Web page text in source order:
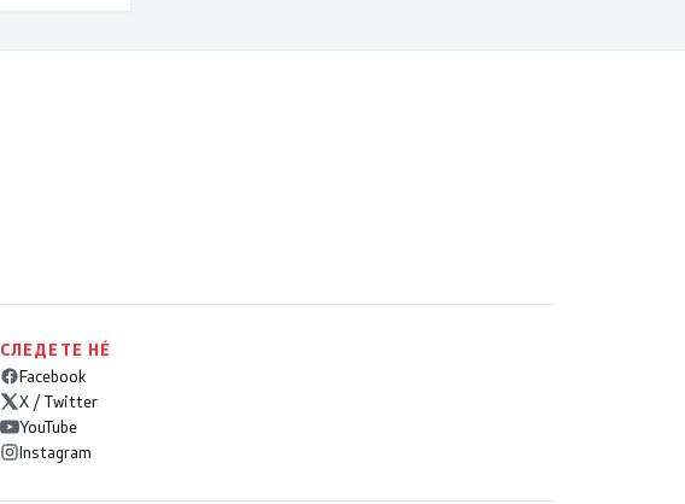
СЛЕДЕТЕ НÉ
Facebook
X / Twitter
YouTube
Instagram